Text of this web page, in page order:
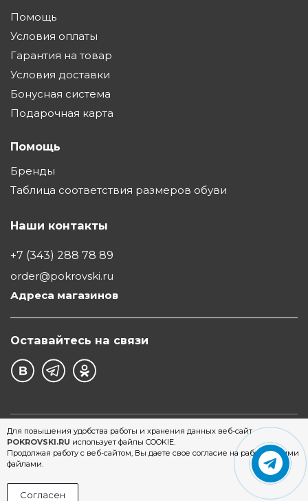
Для повышения удобства работы и хранения данных веб-сайт
POKROVSKI.RU использует файлы COOKIE.
Продолжая работу с веб-сайтом, Вы даете свое согласие на работу с этими
файлами.
Согласен
Помощь
Условия оплаты
Гарантия на товар
Условия доставки
Бонусная система
Подарочная карта
Помощь
Бренды
Таблица соответствия размеров обуви
Наши контакты
+7 (343) 288 78 89
order@pokrovski.ru
Адреса магазинов
Оставайтесь на связи
©1997 - 2026 Обувной Дом "Покровский" - сеть
магазинов обуви в Екатеринбурге